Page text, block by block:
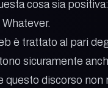
cosa sia
è trattato al pari
sicuramente
discorso